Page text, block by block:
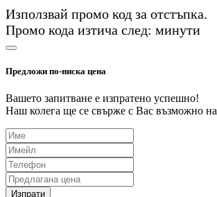
Използвай промо код за отстъпка.
Промо кода изтича след: минути
Предложи по-ниска цена
Вашето запитване е изпратено успешно!
Наш колега ще се свърже с Вас възможно
Изпрати